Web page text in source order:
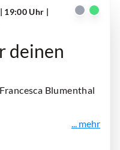
19:00 Uhr |
deinen
Blumenthal
... mehr